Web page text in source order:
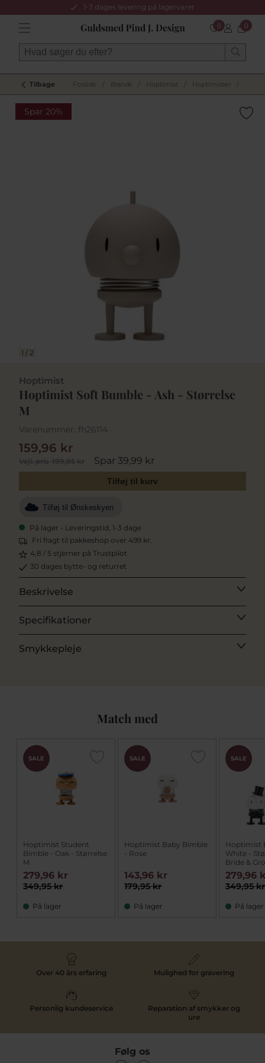
1-3 dages levering på lagervarer
0 0
Tilbage Forside Brands Hoptimist Hoptimister
Spar 20%
1 / 2
Hoptimist
Hoptimist Soft Bumble - Ash - Størrelse
M
Varenummer: fh26114
Vejl. pris199,95 kr Spar 39,99 kr
159,96 kr
Tilføj til kurv
Tilføj til Ønskeskyen
På lager - Leveringstid, 1-3 dage
Fri fragt til pakkeshop over 499 kr.
4,8 / 5 stjerner på Trustpilot
30 dages bytte- og returret
Beskrivelse
Specifikationer
Smykkepleje
Match med
SALE
Hoptimist Student
Bimble - Oak - Størrelse
M
349,95 kr
279,96 kr
På lager
SALE
Hoptimist Baby Bimble
- Rose
179,95 kr
143,96 kr
På lager
SALE
Hoptimist
White -
Bride &
349,95 kr
279,96
På lager
Over 40 års erfaring Mulighed for gravering
Personlig kundeservice
Reparation af smykker og
ure
Følg os